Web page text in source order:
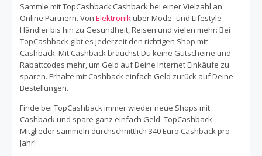
Sammle mit TopCashback Cashback bei einer Vielzahl an
Online Partnern. Von Elektroniküber Mode- und Lifestyle
Händler bis hin zu Gesundheit, Reisen und vielen mehr: Bei
TopCashback gibt es jederzeit den richtigen Shop mit
Cashback. Mit Cashback brauchst Du keine Gutscheine und
Rabattcodes mehr, um Geld auf Deine Internet Einkäufe zu
sparen. Erhalte mit Cashback einfach Geld zurück auf Deine
Bestellungen.
Finde bei TopCashback immer wieder neue Shops mit
Cashback und spare ganz einfach Geld. TopCashback
Mitglieder sammeln durchschnittlich 340 Euro Cashback pro
Jahr!